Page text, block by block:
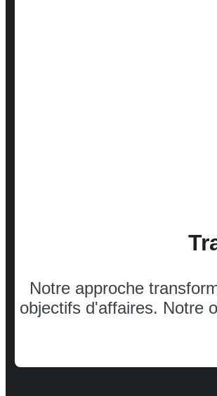
Notre approche
objectifs d'affaires. Notre